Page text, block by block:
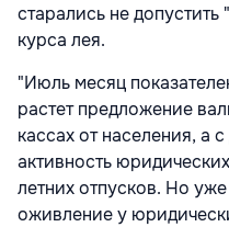
старались не
курса лея.
"Июль месяц
растет предложение
кассах от населения, а
активность
летних отпусков. Но уже
оживление у